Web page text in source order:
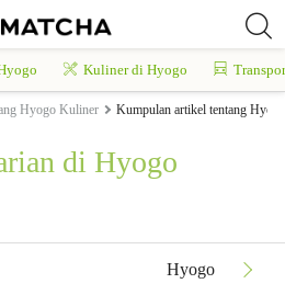
Kuliner di Hyogo
Hyogo Kuliner Kumpulan artikel tentang
di Hyogo
Hyogo